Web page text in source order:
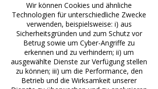
Wir können Cookies und ähnliche
Technologien für unterschiedliche Zwecke
verwenden, beispielsweise: i) aus
Sicherheitsgründen und zum Schutz vor
Betrug sowie um Cyber-Angriffe zu
erkennen und zu verhindern; ii) um
ausgewählte Dienste zur Verfügung stellen
zu können; iii) um die Performance, den
Betrieb und die Wirksamkeit unserer